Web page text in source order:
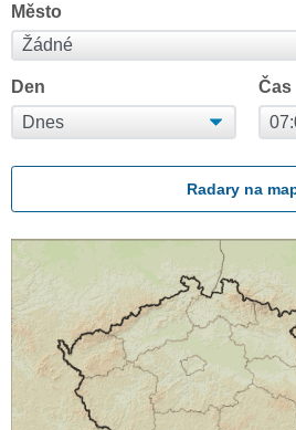
Město
Den Čas
Radary na